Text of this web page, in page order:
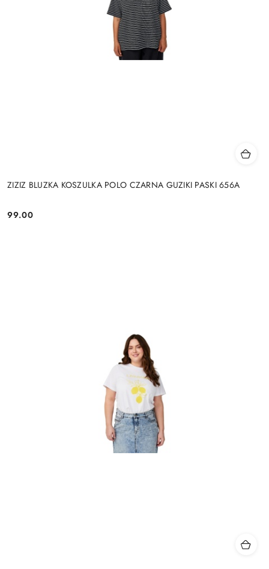
ZIZIZ BLUZKA KOSZULKA POLO CZARNA GUZIKI PASKI 656A
Cena:
99.00